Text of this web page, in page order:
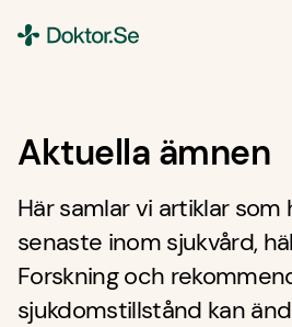
Aktuella ämnen
Här samlar vi artiklar
senaste inom sjukvård,
Forskning och
sjukdomstillstånd kan